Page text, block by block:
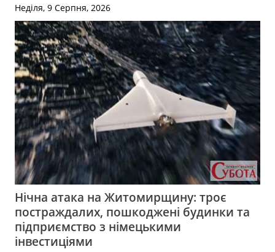
Неділя, 9 Серпня, 2026
Нічна атака на Житомирщину: троє
постраждалих, пошкоджені будинки та
підприємство з німецькими
інвестиціями